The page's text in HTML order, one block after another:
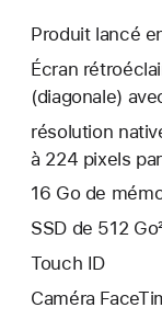
Produit lancé
Écran
(diagonale)
résolution
à 224 pixels
16 Go de
SSD de 512
Touch ID
Caméra